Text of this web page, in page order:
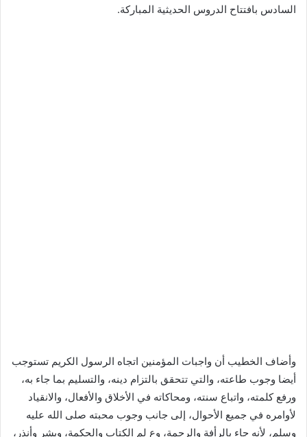
السادس بافتتاح الدروس الحديثية المباركة.
وأضاف الخطيب أن واجبات المؤمنين اتجاه الرسول الكريم تستوجب
أيضا وجوب طاعته، والتي تتحقق بالتزام دينه، والتسليم بما جاء به،
ورفع كلمته، واتباع سنته، ومحاكاته في الأخلاق والأفعال، والانقياد
لأوامره في جميع الأحوال، إلى جانب وجوب محبته صلى الله عليه
وسلم، لأنه جاء بالرأفة والرحمة، وع لم الكتاب والحكمة، وبشر وأنذر،